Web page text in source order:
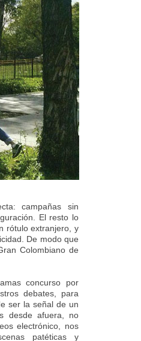
campañas sin
El resto lo
rótulo extranjero, y
De modo que
Colombiano de
concurso por
debates, para
ser la señal de un
desde afuera, no
electrónico, nos
patéticas y